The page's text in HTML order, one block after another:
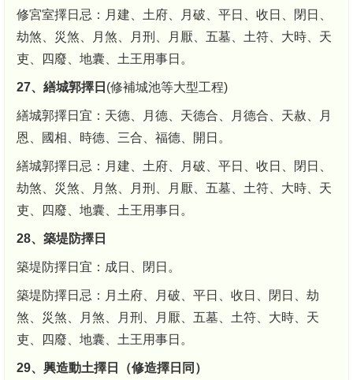
修宮室擇日忌：月建、土府、月破、平日、收日、閉日、
劫煞、災煞、月煞、月刑、月厭、五墓、土符、大時、天
吏、四廢、地囊、土王用事日。
27、繕城郭擇日 (修補城池等大型工程)
繕城郭擇日宜：天德、月德、天德合、月德合、天赦、月
恩、國相、時德、三合、福德、開日。
繕城郭擇日忌：月建、土府、月破、平日、收日、閉日、
劫煞、災煞、月煞、月刑、月厭、五墓、土符、大時、天
吏、四廢、地囊、土王用事日。
28、築堤防擇日
築堤防擇日宜：成日、閉日。
築堤防擇日忌：月土府、月破、平日、收日、閉日、劫
煞、災煞、月煞、月刑、月厭、五墓、土符、大時、天
吏、四廢、地囊、土王用事日。
29、興造動土擇日（修造擇日同）